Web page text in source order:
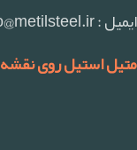
ایمیل : info@metilsteel.ir
متیل استیل روی نقشه